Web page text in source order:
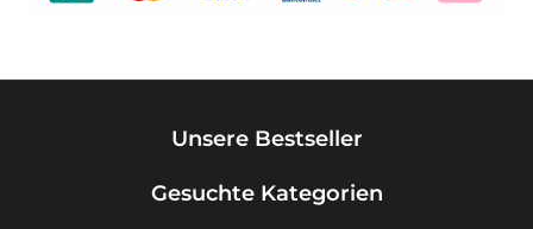
Unsere Bestseller
Gesuchte Kategorien